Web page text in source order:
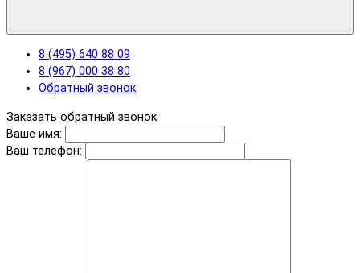
8 (495) 640 88 09
8 (967) 000 38 80
Обратный звонок
Заказать обратный звонок
Ваше имя:
Ваш телефон: